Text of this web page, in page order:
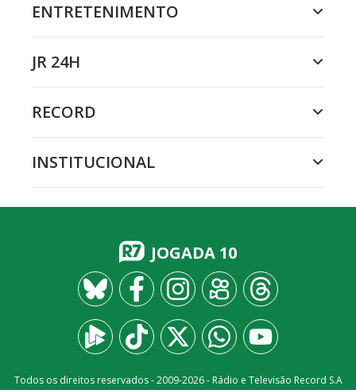
ENTRETENIMENTO
JR 24H
RECORD
INSTITUCIONAL
JOGADA 10
Todos os direitos reservados - 2009-2026- Rádio e Televisão Record S.A